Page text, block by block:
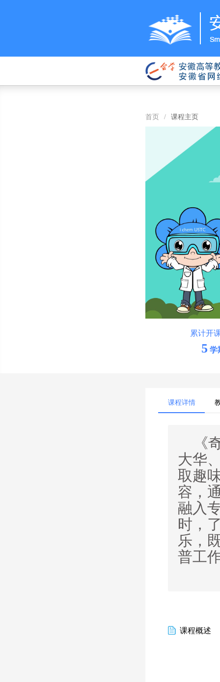
首页 / 课程主页
累计开
5 学
课程详情
《
大华
取趣
容 ，
融入
时，
乐 ，
普工
课程概述